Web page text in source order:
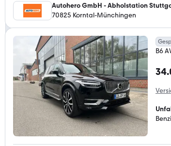
Autohero GmbH - Abholstation
70825 Korntal-Münchingen
B6